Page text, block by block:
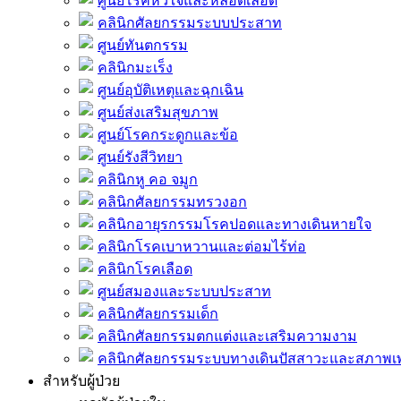
คลินิกศัลยกรรมระบบประสาท
ศูนย์ทันตกรรม
คลินิกมะเร็ง
ศูนย์อุบัติเหตุและฉุกเฉิน
ศูนย์ส่งเสริมสุขภาพ
ศูนย์โรคกระดูกและข้อ
ศูนย์รังสีวิทยา
คลินิกหู คอ จมูก
คลินิกศัลยกรรมทรวงอก
คลินิกอายุรกรรมโรคปอดและทางเดินหายใจ
คลินิกโรคเบาหวานและต่อมไร้ท่อ
คลินิกโรคเลือด
ศูนย์สมองและระบบประสาท
คลินิกศัลยกรรมเด็ก
คลินิกศัลยกรรมตกแต่งและเสริมความงาม
คลินิกศัลยกรรมระบบทางเดินปัสสาวะและสภาพเ
สำหรับผู้ป่วย